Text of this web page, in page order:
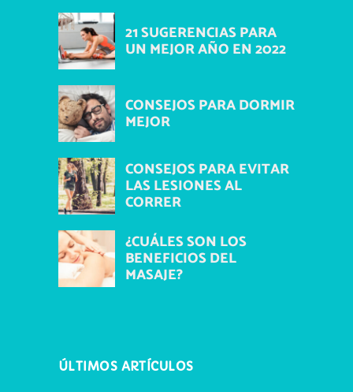
21 SUGERENCIAS PARA
UN MEJOR AÑO EN 2022
CONSEJOS PARA DORMIR
MEJOR
CONSEJOS PARA EVITAR
LAS LESIONES AL
CORRER
¿CUÁLES SON LOS
BENEFICIOS DEL
MASAJE?
ÚLTIMOS ARTÍCULOS